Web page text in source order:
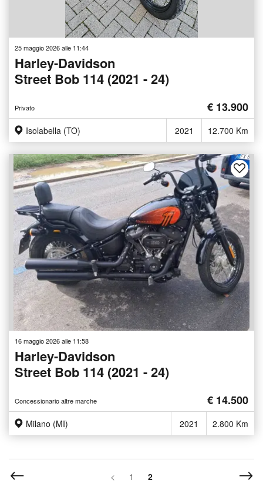
25 maggio 2026 alle 11:44
Harley-Davidson
Street Bob 114 (2021 - 24)
Privato € 13.900
Isolabella (TO) 2021 12.700 Km
16 maggio 2026 alle 11:58
Harley-Davidson
Street Bob 114 (2021 - 24)
Concessionario altre marche € 14.500
Milano (MI) 2021 2.800 Km
< 1 2